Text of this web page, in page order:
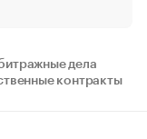
дела
контракты